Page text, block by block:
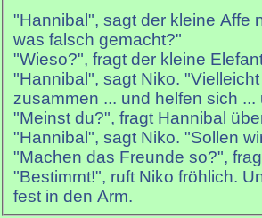
"Hannibal", sagt der kleine Affe
was falsch gemacht?"
"Wieso?", fragt der kleine
"Hannibal", sagt Niko.
zusammen ... und helfen sich
"Meinst du?", fragt Hannibal
"Hannibal", sagt Niko. "Sollen
"Machen das Freunde so?",
"Bestimmt!", ruft Niko fröhlich.
fest in den Arm.